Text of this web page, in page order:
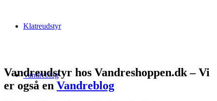
Klatreudstyr
Vandreblog
Vandreudstyr hos Vandreshoppen.dk – Vi
er også en Vandreblog